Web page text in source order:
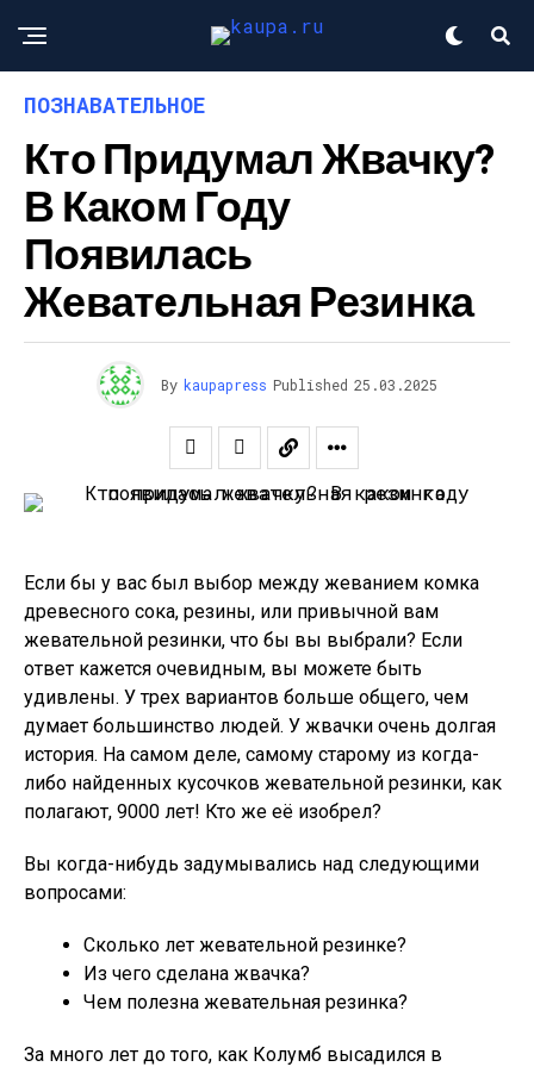
ПОЗНАВАТЕЛЬНОЕ
Кто Придумал Жвачку?
В Каком Году
Появилась
Жевательная Резинка
By kaupapress Published 25.03.2025
Если бы у вас был выбор между жеванием комка
древесного сока, резины, или привычной вам
жевательной резинки, что бы вы выбрали? Если
ответ кажется очевидным, вы можете быть
удивлены. У трех вариантов больше общего, чем
думает большинство людей. У жвачки очень долгая
история. На самом деле, самому старому из когда-
либо найденных кусочков жевательной резинки, как
полагают, 9000 лет! Кто же её изобрел?
Вы когда-нибудь задумывались над следующими
вопросами:
Сколько лет жевательной резинке?
Из чего сделана жвачка?
Чем полезна жевательная резинка?
За много лет до того, как Колумб высадился в